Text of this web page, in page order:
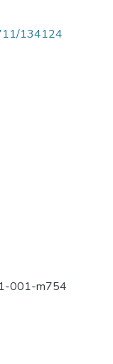
134124
001-m754